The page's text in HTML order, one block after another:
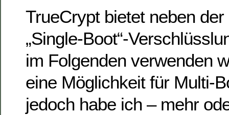
TrueCrypt bietet neben
„Single-Boot“-
im Folgenden verwenden
eine Möglichkeit für Multi-
jedoch habe ich – mehr